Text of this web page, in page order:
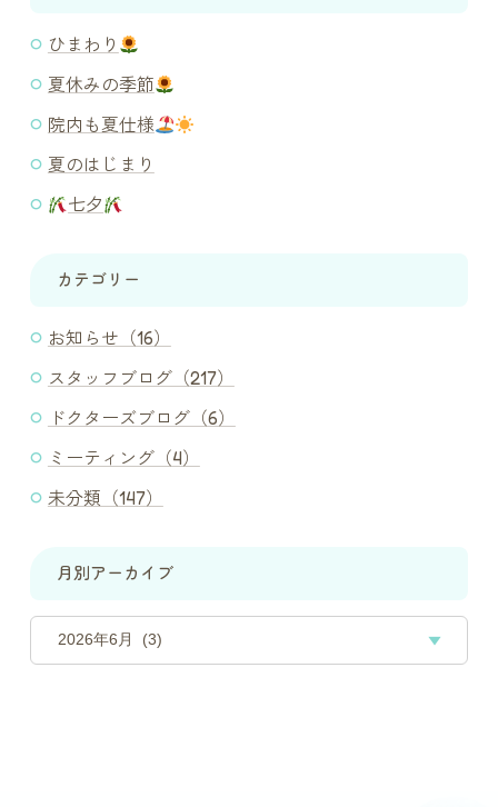
ひまわり
夏休みの季節
院内も夏仕様
夏のはじまり
七夕
カテゴリー
お知らせ（16）
スタッフブログ（217）
ドクターズブログ（6）
ミーティング（4）
未分類（147）
月別アーカイブ